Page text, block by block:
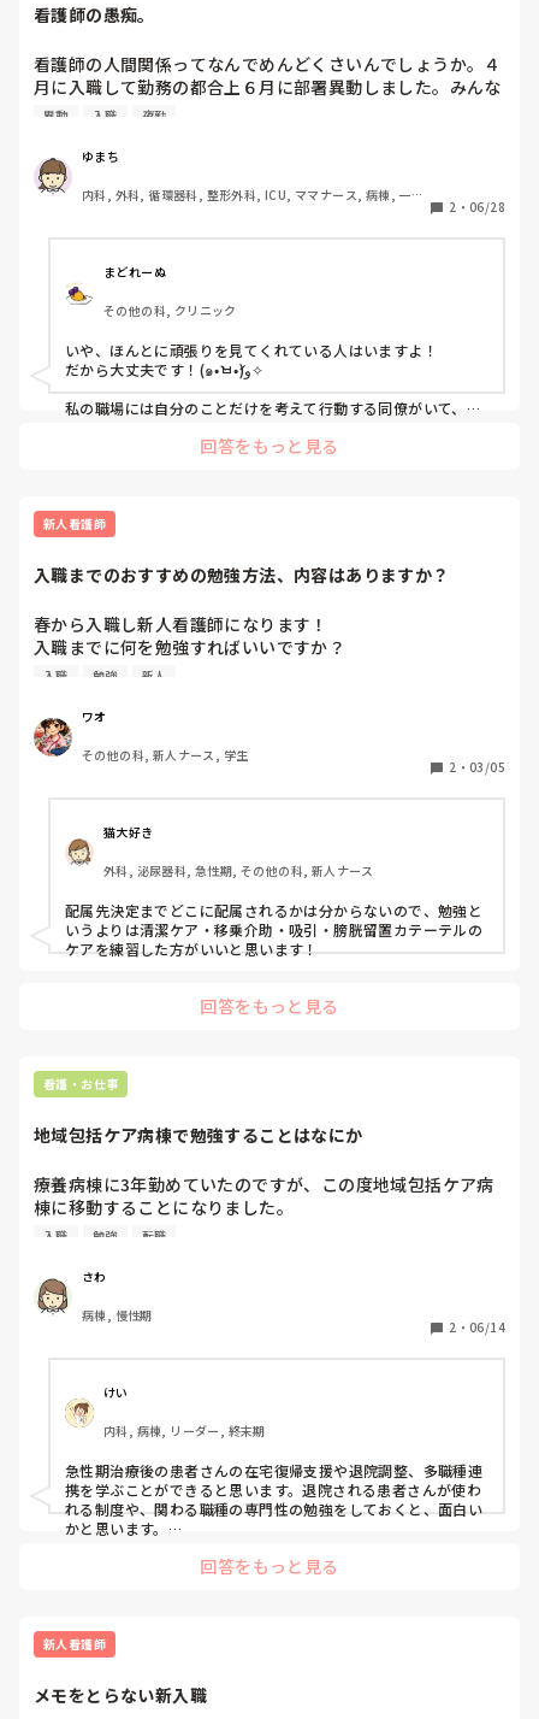
看護師の愚痴。
看護師の人間関係ってなんでめんどくさいんでしょうか。４
月に入職して勤務の都合上６月に部署異動しました。みんな
裏で悪口ばっかで誰が繋がっているかわかんないから話がで
すがその人たちを見て、そんなことしかできないなんてかわ
いそうな人だなー、つまんない人生だなーと哀れに思って開
き直っています。笑
ただの愚痴ですがきっといつか自分の頑張りを見てくれてる
人がいると信じてできることをやろうと思ってます。
異動 入職 夜勤
ゆまち
内科, 外科, 循環器科, 整形外科, ICU, ママナース, 病棟, 一般
2 ・ 06/28
まどれーぬ
その他の科, クリニック
いや、ほんとに頑張りを見てくれている人はいますよ！
だから大丈夫です！(๑•̀ㅂ•́)و✧
私の職場には自分のことだけを考えて行動する同僚がいて、
「自分の目の前の仕事にただ真摯に向き合ってコツコツとこな
そしたら、昨年のことにはなりますが、院長が（私の職場はク
げてくれました！
努力は報われる、と思った瞬間です笑
あ、ちゃんと見てくれてたんだなと思いました(˶ᵔᗜᵔ˶)
回答をもっと見る
新人看護師
入職までのおすすめの勉強方法、内容はありますか？
春から入職し新人看護師になります！
入職までに何を勉強すればいいですか？
またどんな風に勉強するといいのでしょうか？
入職 勉強 新人
ワオ
その他の科, 新人ナース, 学生
2 ・ 03/05
猫大好き
外科, 泌尿器科, 急性期, その他の科, 新人ナース
配属先決定までどこに配属されるかは分からないので、勉強と
いうよりは清潔ケア・移乗介助・吸引・膀胱留置カテーテルの
ケアを練習した方がいいと思います！
回答をもっと見る
看護・お仕事
地域包括ケア病棟で勉強することはなにか
療養病棟に3年勤めていたのですが、この度地域包括ケア病
棟に移動することになりました。
なにか勉強しておいたほうがいいこと、大変なことなどあり
教えていただけると幸いです。
入職 勉強 転職
さわ
病棟, 慢性期
2 ・ 06/14
けい
内科, 病棟, リーダー, 終末期
急性期治療後の患者さんの在宅復帰支援や退院調整、多職種連
携を学ぶことができると思います。退院される患者さんが使わ
れる制度や、関わる職種の専門性の勉強をしておくと、面白い
かと思います。
ことになるので、問題のある患者さんの場合は、忍耐力も必要
回答をもっと見る
新人看護師
メモをとらない新入職